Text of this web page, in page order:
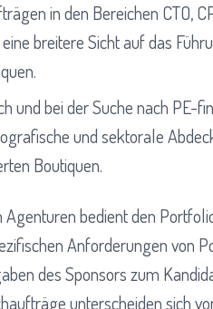
in den Bereichen CTO,
breitere Sicht auf das
und bei der Suche nach PE-
und sektorale
Boutiquen.
bedient den
Anforderungen von
des Sponsors zum
unterscheiden sich